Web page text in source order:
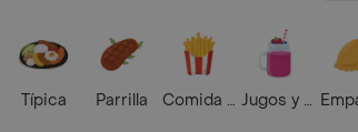
Típica Parrilla Comida Rápida
Jugos y